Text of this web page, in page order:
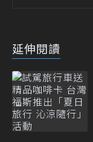
延伸閱讀